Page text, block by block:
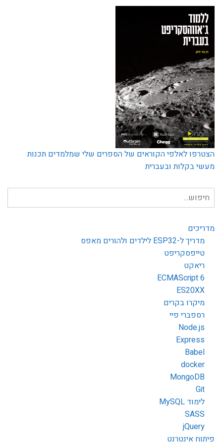
הצטרפו לאלפי הקוראים של הספרים שלי שמלמדים תכנות
מעשי בקלות ובעברית
חיפוש
עבור:
מדריכים
מדריך ל-ESP32 לילדים ולהורים מאפס
טייפסקריפט
ריאקט
ECMAScript 6
ES20XX
מיקרו בקרים
רספברי פיי
Node.js
Express
Babel
docker
MongoDB
Git
לימוד MySQL
SASS
jQuery
פיתוח אינטרנט